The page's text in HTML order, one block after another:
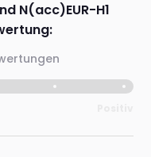
N(acc)EUR-H1